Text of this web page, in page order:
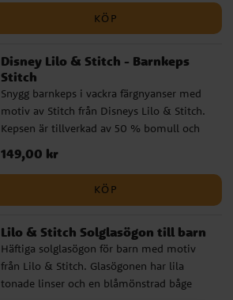
En underbar liten detalj för alla Stitch-
KÖP
Disney Lilo & Stitch - Barnkeps
Stitch
Snygg barnkeps i vackra färgnyanser med
motiv av Stitch från Disneys Lilo & Stitch.
Kepsen är tillverkad av 50 % bomull och
50 % polyester. Kepsen har en omkrets på
53 cm och är justerbar baktill, vilket gör
att den oftast passar barn i åldern ca 4 till
Pris:149,00 kr
149,00 kr
KÖP
Lilo & Stitch Solglasögon till barn
Häftiga solglasögon för barn med motiv
från Lilo & Stitch. Glasögonen har lila
tonade linser och en blåmönstrad båge